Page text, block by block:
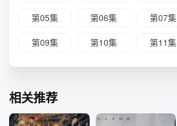
第05集 第06集 第07集
第09集 第10集 第11集
相关推荐